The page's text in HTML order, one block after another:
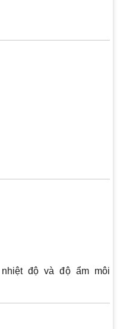
độ và độ ẩm môi